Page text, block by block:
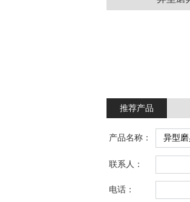
推荐产品
产品名称：
联系人：
电话：